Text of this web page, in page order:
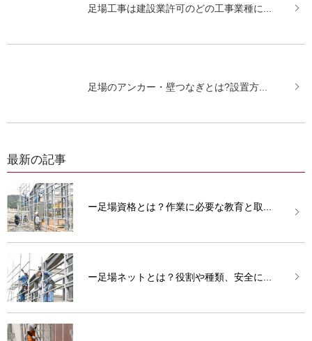
足場工事は建設業許可のどの工事業種に...
足場のアンカー・壁つなぎとは?設置方...
最新の記事
ー足場資格とは？作業に必要な教育と取...
ー足場ネットとは？役割や種類、安全に...